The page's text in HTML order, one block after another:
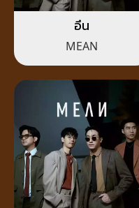
อึน
MEAN